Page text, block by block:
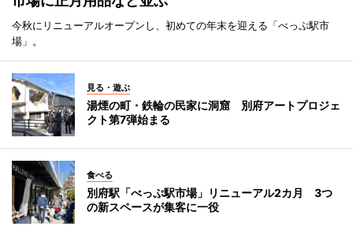
今秋にリニューアルオープンし、初めての年末を迎える「べっぷ駅市
場」。
見る・遊ぶ
湯煙の町・鉄輪の民家に洞窟 別府アートプロジェ
クト第7弾始まる
食べる
別府駅「べっぷ駅市場」リニューアル2カ月 3つ
の新スペースが集客に一役